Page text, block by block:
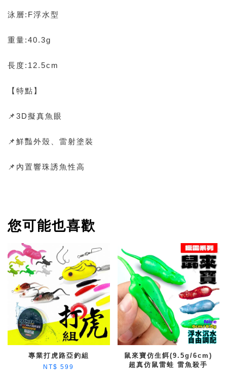
泳層:F浮水型
重量:40.3g
長度:12.5cm
【特點】
📌3D擬真魚眼
📌鮮豔外殼、雷射塗裝
📌內置響珠誘魚性高
您可能也喜歡
專業打虎路亞釣組
NT$ 599
鼠來寶仿生餌(9.5g/6cm)
超真仿鼠雷蛙 雷魚殺手